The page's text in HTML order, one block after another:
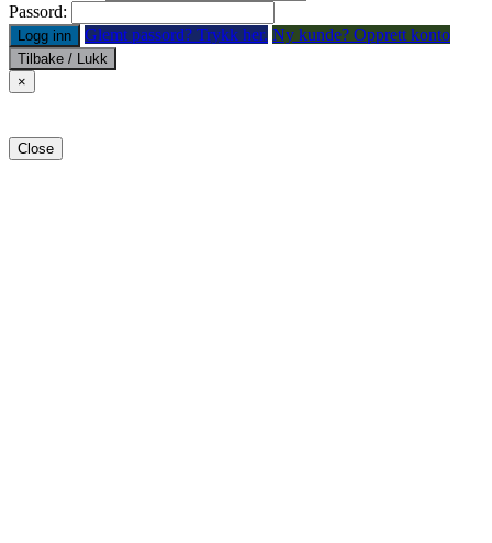
Passord:
Logg inn Glemt passord? Trykk her. Ny kunde? Opprett konto
Tilbake / Lukk
×
Close